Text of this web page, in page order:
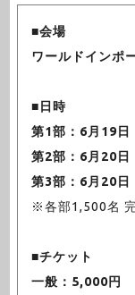
■会場
ワールドインポ
■日時
第1部：6月19
第2部：6月20
第3部：6月20
※各部1,500名
■チケット
一般：5,000円